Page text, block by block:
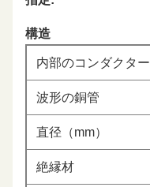
構造
内部のコンダクター
波形の銅管
直径（mm）
絶縁材